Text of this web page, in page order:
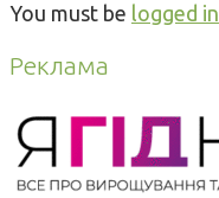
You must be logged in
Реклама